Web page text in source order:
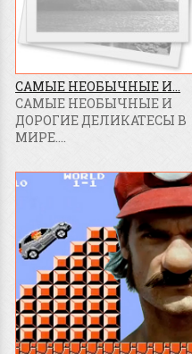
САМЫЕ НЕОБЫЧНЫЕ И...
САМЫЕ НЕОБЫЧНЫЕ И
ДОРОГИЕ ДЕЛИКАТЕСЫ В
МИРЕ....